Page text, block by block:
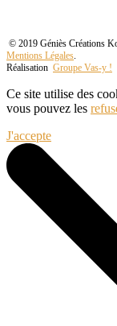
© 2019 Géniès Créations
Mentions Légales
Réalisation Groupe Vas-y !
Ce site utilise des
vous pouvez les
J'accepte